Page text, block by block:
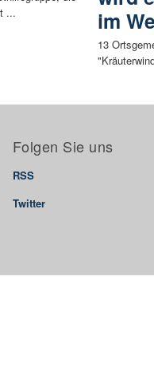
...
im
13
Folgen Sie uns
RSS
Twitter